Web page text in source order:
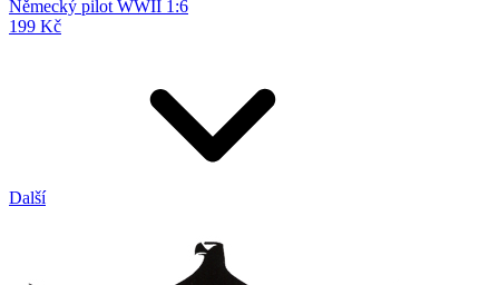
Německý pilot WWII 1:6
199 Kč
Další